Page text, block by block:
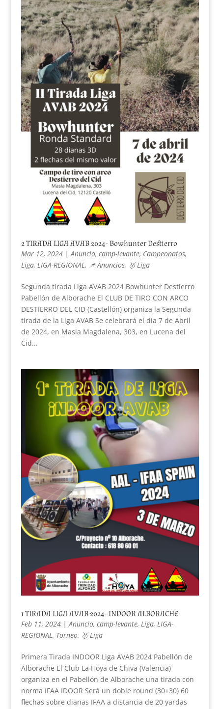
2 TIRADA LIGA AVAB 2024- Bowhunter Destierro
Mar 12, 2024|Anuncio, camp-levante, Campeonatos,
Liga, LIGA-REGIONAL, 📌 Anuncios, 🥇 Liga
Segunda tirada Liga AVAB 2024 Bowhunter Destierro
Pabellón de Alborache El CLUB DE TIRO CON ARCO
DESTIERRO DEL CID (Castellón) organiza la Segunda
tirada de la Liga AVAB Se celebrará el día 7 de Abril
de 2024, en Masia Magdalena, 303, en Lucena del
Cid...
1 TIRADA LIGA AVAB 2024- INDOOR ALBORACHE
Feb 11, 2024|Anuncio, camp-levante, Liga, LIGA-
REGIONAL, Torneo, 🥇 Liga
Primera Tirada INDOOR Liga AVAB 2024 Pabellón de
Alborache El Club La Hoya de Chiva (Valencia)
organiza en el Pabellón de Alborache una tirada con
norma IFAA IDOOR Será un doble round (30+30) 60
flechas sobre dianas IFAA a distancia de 20 yardas